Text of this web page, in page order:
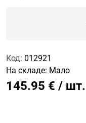
Код: 012921
На складе: Мало
145.95 € / шт.